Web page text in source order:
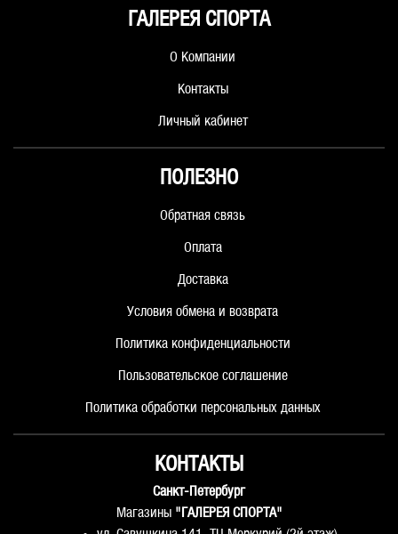
ГАЛЕРЕЯ СПОРТА
О Компании
Контакты
Личный кабинет
ПОЛЕЗНО
Обратная связь
Оплата
Доставка
Условия обмена и возврата
Политика конфиденциальности
Пользовательское соглашение
Политика обработки персональных данных
КОНТАКТЫ
Санкт-Петербург
Магазины "ГАЛЕРЕЯ СПОРТА"